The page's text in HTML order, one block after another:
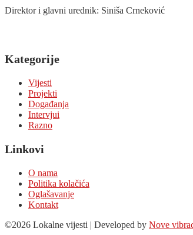
Direktor i glavni urednik: Siniša Crneković
Kategorije
Vijesti
Projekti
Događanja
Intervjui
Razno
Linkovi
O nama
Politika kolačića
Oglašavanje
Kontakt
©2026 Lokalne vijesti | Developed by Nove